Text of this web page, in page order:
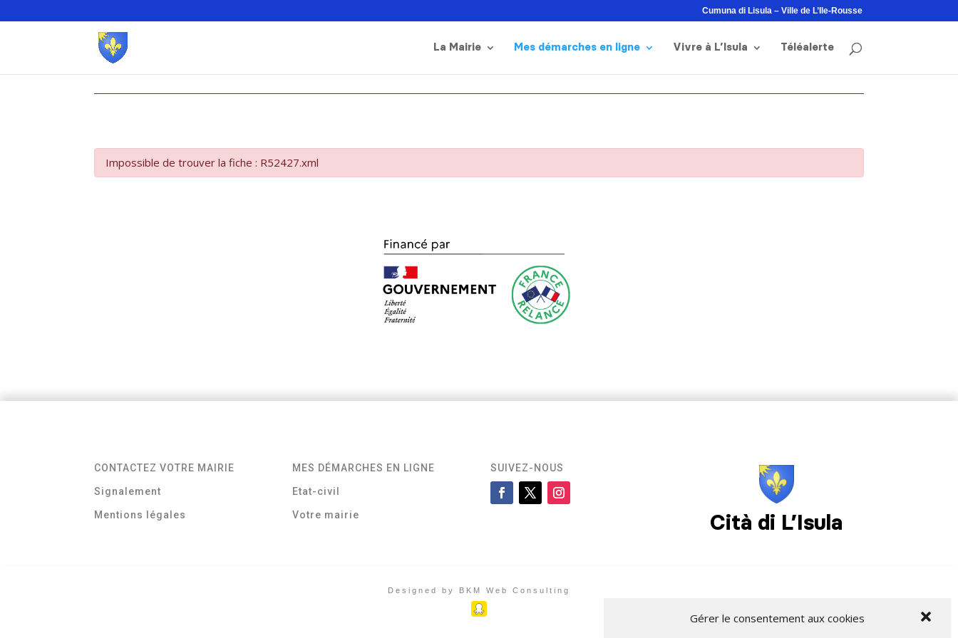
Gérer le consentement aux cookies
Cumuna di Lisula – Ville de L’Ile-Rousse
La Mairie Mes démarches en ligne Vivre à L’Isula Téléalerte
Impossible de trouver la fiche : R52427.xml
CONTACTEZ VOTRE MAIRIE
Signalement
Mentions légales
MES DÉMARCHES EN LIGNE
Etat-civil
Votre mairie
SUIVEZ-NOUS
Cità di L’Isula
Designed by BKM Web Consulting